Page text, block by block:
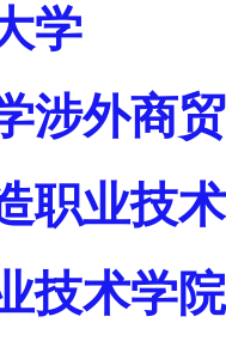
学
涉外商
职业技
技术学院